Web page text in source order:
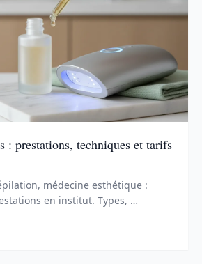
: prestations, techniques et tarifs
médecine esthétique :
en institut. Types, …